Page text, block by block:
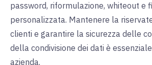
password, riformulazione, whiteout e
personalizzata. Mantenere la
clienti e garantire la sicurezza delle
della condivisione dei dati è
azienda.